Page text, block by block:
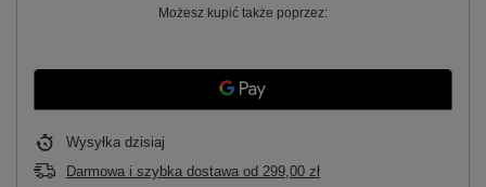
Możesz kupić także poprzez:
Wysyłka dzisiaj
Darmowa i szybka dostawa od 299,00 zł